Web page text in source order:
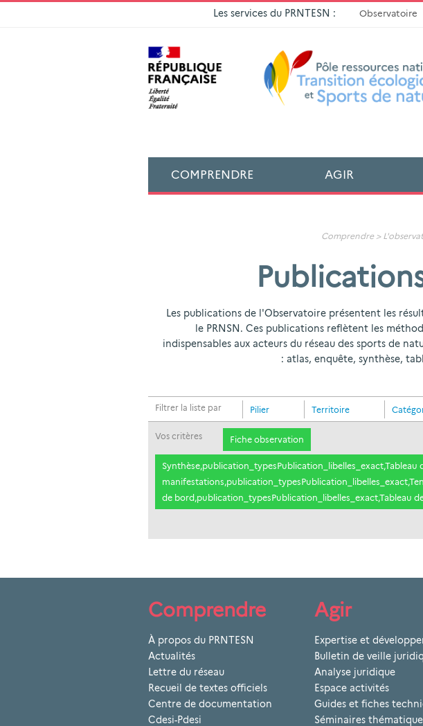
Les services du PRNTESN : Observatoire
COMPRENDRE AGIR
Comprendre >
Les publications de l'Observatoire présentent les
le PRNSN. Ces publications reflètent les
indispensables aux acteurs du réseau des sports de
: atlas, enquête, synthèse,
Filtrer la liste par Pilier Territoire
Vos critères Fiche observation
de bord,publication_typesPublication_libelles_exact,Tableau
Comprendre
À propos du PRNTESN
Actualités
Lettre du réseau
Recueil de textes officiels
Centre de documentation
Cdesi-Pdesi
Agir
Expertise et
Bulletin de veille
Analyse juridique
Espace activités
Guides et fiches
Séminaires